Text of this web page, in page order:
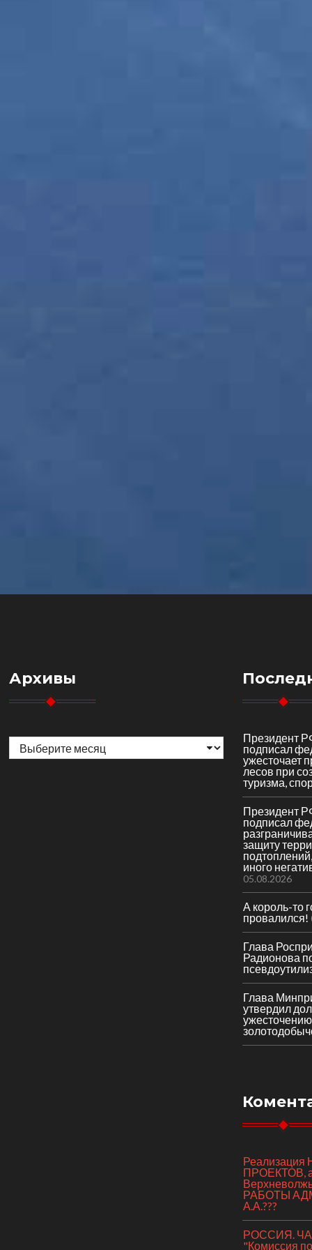
Архивы
Президент
подписал
ужесточает
лесов при
туризма,
Президент
подписал
защиту
иного
05.08.2026
А король-то
провалился!
Глава
Радионова
Глава
утвердил
ПРОЕКТОВ, а
РАБОТЫ
А.А.???
РОССИЯ.
"Комиссия